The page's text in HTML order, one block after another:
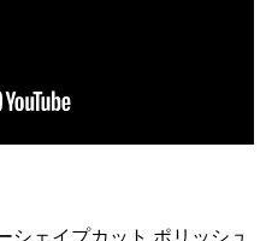
シェイプカット ポリッシュ